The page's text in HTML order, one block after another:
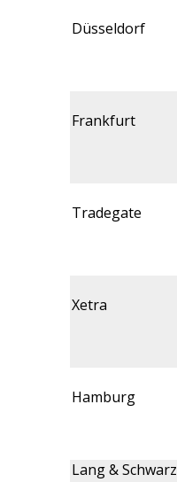
Düsseldorf
Frankfurt
Tradegate
Xetra
Hamburg
Lang & Schwarz